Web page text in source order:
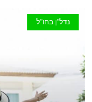
נדל"ן בחו"ל